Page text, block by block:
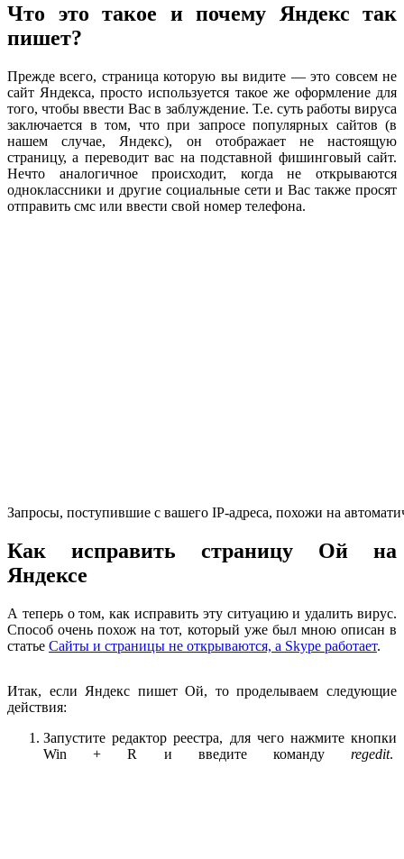
Что это такое и почему Яндекс так
пишет?
Прежде всего, страница которую вы видите — это совсем не
сайт Яндекса, просто используется такое же оформление для
того, чтобы ввести Вас в заблуждение. Т.е. суть работы вируса
заключается в том, что при запросе популярных сайтов (в
нашем случае, Яндекс), он отображает не настоящую
страницу, а переводит вас на подставной фишинговый сайт.
Нечто аналогичное происходит, когда не открываются
одноклассники и другие социальные сети и Вас также просят
отправить смс или ввести свой номер телефона.
Запросы, поступившие с вашего IP-адреса, похожи на
Как исправить страницу Ой на
Яндексе
А теперь о том, как исправить эту ситуацию и удалить вирус.
Способ очень похож на тот, который уже был мною описан в
статье Сайты и страницы не открываются, а Skype работает.
Итак, если Яндекс пишет Ой, то проделываем следующие
действия:
Запустите редактор реестра, для чего нажмите кнопки
Win + R и введите команду regedit.